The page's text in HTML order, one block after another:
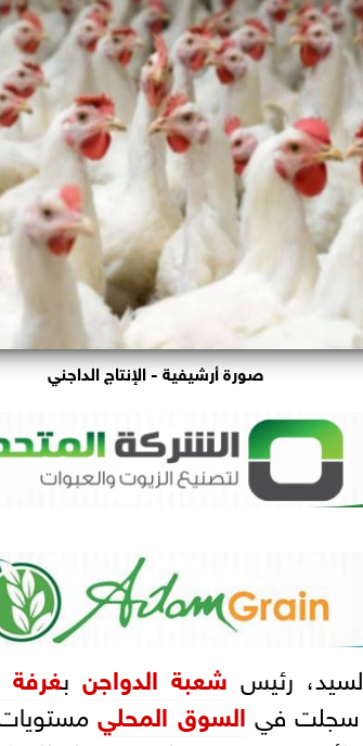
صورة أرشيفية - الإنتاج الداجني
رئيس شعبة الدواجنبغرفة
في السوق المحلي